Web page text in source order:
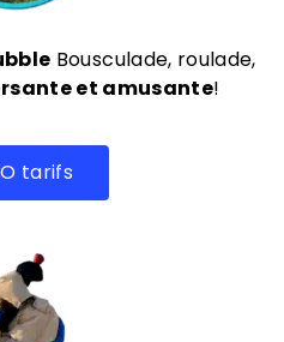
Bousculade, roulade,
et amusante!
tarifs